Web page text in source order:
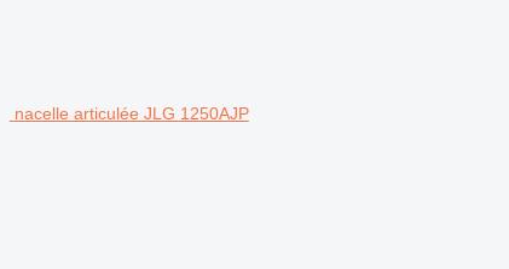
nacelle articulée JLG 1250AJP